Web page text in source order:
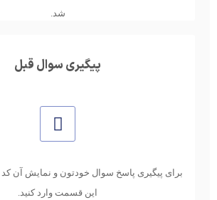
شد.
پیگیری سوال قبل
برای پیگیری پاسخ سوال خودتون و نمایش آن کد
این قسمت وارد کنید.